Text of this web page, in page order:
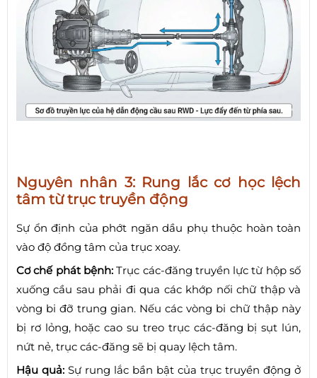
Nguyên nhân 3: Rung lắc cơ học lệch
tâm từ trục truyền động
Sự ổn định của phớt ngăn dầu phụ thuộc hoàn toàn
vào độ đồng tâm của trục xoay.
Cơ chế phát bệnh:Trục các-đăng truyền lực từ hộp số
xuống cầu sau phải đi qua các khớp nối chữ thập và
vòng bi đỡ trung gian. Nếu các vòng bi chữ thập này
bị rơ lỏng, hoặc cao su treo trục các-đăng bị sụt lún,
nứt nẻ, trục các-đăng sẽ bị quay lệch tâm.
Hậu quả: Sự rung lắc bần bật của trục truyền động ở